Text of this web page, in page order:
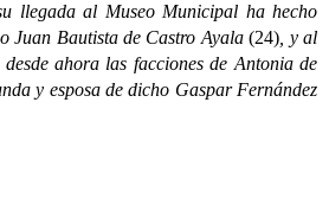
llegada al Museo Municipal ha hecho
Juan Bautista de Castro Ayala(24) , y al
ahora las facciones de Antonia de
y esposa de dicho Gaspar Fernández